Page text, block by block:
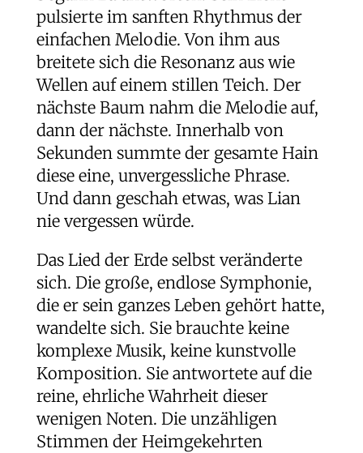
pulsierte im sanften Rhythmus der
einfachen Melodie. Von ihm aus
breitete sich die Resonanz aus wie
Wellen auf einem stillen Teich. Der
nächste Baum nahm die Melodie auf,
dann der nächste. Innerhalb von
Sekunden summte der gesamte Hain
diese eine, unvergessliche Phrase.
Und dann geschah etwas, was Lian
nie vergessen würde.
Das Lied der Erde selbst veränderte
sich. Die große, endlose Symphonie,
die er sein ganzes Leben gehört hatte,
wandelte sich. Sie brauchte keine
komplexe Musik, keine kunstvolle
Komposition. Sie antwortete auf die
reine, ehrliche Wahrheit dieser
wenigen Noten. Die unzähligen
Stimmen der Heimgekehrten